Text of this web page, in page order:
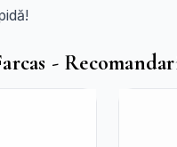
-